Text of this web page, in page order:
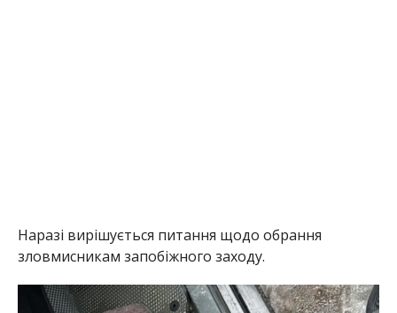
Наразі вирішується питання щодо обрання
зловмисникам запобіжного заходу.